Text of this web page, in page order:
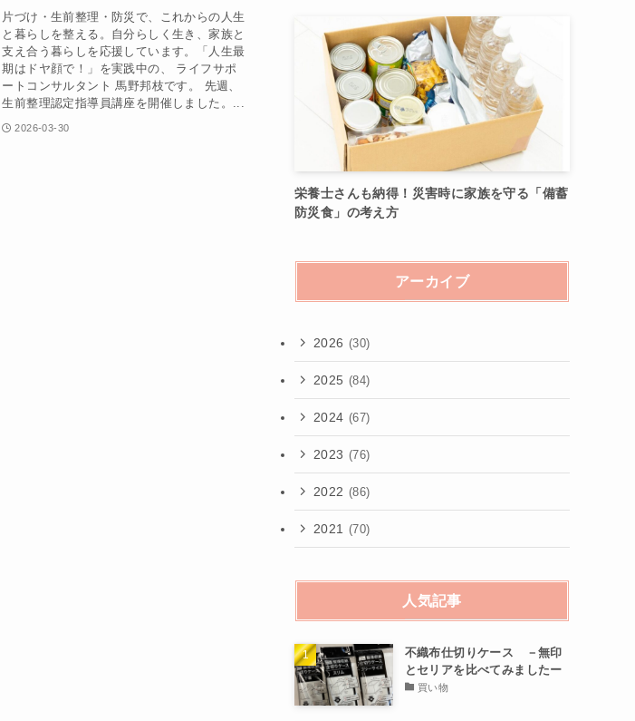
片づけ・生前整理・防災で、これからの人生
と暮らしを整える。自分らしく生き、家族と
支え合う暮らしを応援しています。「人生最
期はドヤ顔で！」を実践中の、 ライフサポ
ートコンサルタント 馬野邦枝です。 先週、
生前整理認定指導員講座を開催しました。...
2026-03-30
栄養士さんも納得！災害時に家族を守る「備蓄
防災食」の考え方
アーカイブ
2026 (30)
2025 (84)
2024 (67)
2023 (76)
2022 (86)
2021 (70)
人気記事
不織布仕切りケース －無印
とセリアを比べてみましたー
買い物